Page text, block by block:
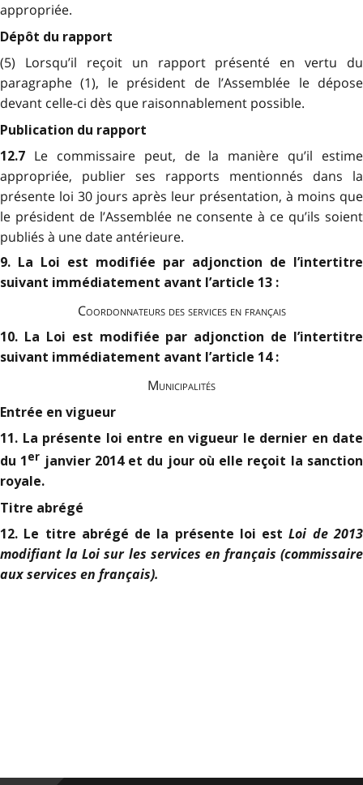
appropriée.
Dépôt du rapport
(5) Lorsqu’il reçoit un rapport présenté en vertu du
paragraphe (1), le président de l’Assemblée le dépose
devant celle-ci dès que raisonnablement possible.
Publication du rapport
12.7 Le commissaire peut, de la manière qu’il estime
appropriée, publier ses rapports mentionnés dans la
présente loi 30 jours après leur présentation, à moins que
le président de l’Assemblée ne consente à ce qu’ils soient
publiés à une date antérieure.
9. La Loi est modifiée par adjonction de l’intertitre
suivant immédiatement avant l’article 13 :
Coordonnateurs des services en français
10. La Loi est modifiée par adjonction de l’intertitre
suivant immédiatement avant l’article 14 :
Municipalités
Entrée en vigueur
11. La présente loi entre en vigueur le dernier en date
du 1 er janvier 2014 et du jour où elle reçoit la sanction
royale.
Titre abrégé
12. Le titre abrégé de la présente loi estLoi de 2013
modifiant la Loi sur les services en français (commissaire
aux services en français).